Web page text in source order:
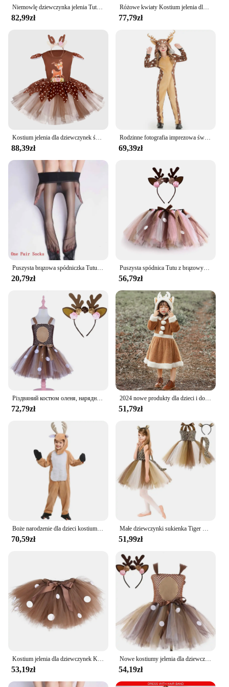
Niemowlę dziewczynka jelenia Tutu sukienka dla dzieci Halloween kostium na boże narodzenie dzieci tiulowy strój brązowy renifer księżniczka sukienki 1-12 lat
82,99zł
Różowe kwiaty Kostium jelenia dla dziewczynek Boże Narodzenie Party Sukienki Cosplay dla dzieci Renifer Strój świąteczny Dzieci Nowy Rok Ubrania Prezent
77,79zł
Kostium jelenia dla dziewczynek świąteczna sukienka Tutu prezenty łoś renifer Cosplay ubrania świąteczne stroje dla dzieci Halloween Purim ubrania
88,39zł
Rodzinne fotografia imprezowa świąteczne kostiumy brązowe jelenie kombinezon zwierzę dla dzieci dla dorosłych występ na scenie noszenia
69,39zł
20,79zł
Puszysta spódnica Tutu z brązowym jeleniem kostium na boże narodzenie dzieci spódnica z tiulu renifera na karnawał Halloween strój dla dzieci 1-14 lat
56,79zł
72,79zł
2024 nowe produkty dla dzieci i dorosłych świąteczne kostiumy reniferów, zestawy kostiumów Świętego Mikołaja, Halloween Purim Cosplay,
51,79zł
70,59zł 51,99zł
53,19zł
Nowe kostiumy jelenia dla dziewczynek sukienka świąteczna dla dzieci kostiumy na Halloween renifer tiulowa sukienka Tutu urodzinowa kostium księżniczki
54,19zł